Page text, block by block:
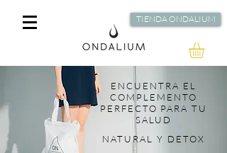
TIENDA ONDALIUM
ENCUENTRA EL
COMPLEMENTO
PERFECTO PARA TU
SALUD
NATURAL Y DETOX